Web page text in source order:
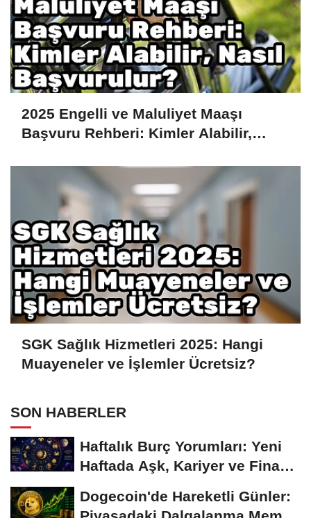
2025 Engelli ve Maluliyet Maaşı
Başvuru Rehberi: Kimler Alabilir,
SGK Sağlık Hizmetleri 2025: Hangi
Muayeneler ve İşlemler Ücretsiz?
SON HABERLER
Haftalık Burç Yorumları: Yeni
Haftada Aşk, Kariyer ve Finans
Dogecoin'de Hareketli Günler: